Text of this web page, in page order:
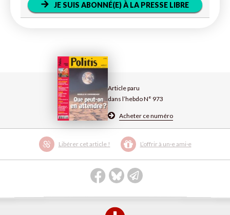
Article paru
dans l’hebdo N° 973
Acheter ce numéro
Libérer cet article ! L’offrir à un·e ami·e
JE SUIS ABONNÉ(E) À LA PRESSE LIBRE